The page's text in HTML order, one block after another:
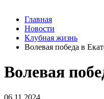
Главная
Новости
Клубная жизнь
Волевая победа в
Волевая
06.11.2024